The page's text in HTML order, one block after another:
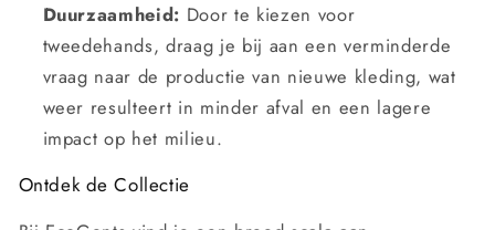
Duurzaamheid: Door te kiezen voor
tweedehands, draag je bij aan een verminderde
vraag naar de productie van nieuwe kleding, wat
weer resulteert in minder afval en een lagere
impact op het milieu.
Ontdek de Collectie